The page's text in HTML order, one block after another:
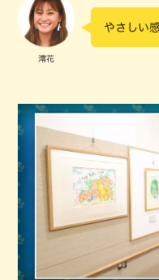
澪花
やさしい